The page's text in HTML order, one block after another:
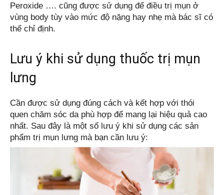
Peroxide …. cũng được sử dụng để điều trị mụn ở
vùng body tùy vào mức độ nặng hay nhẹ mà bác sĩ có
thể chỉ định.
Lưu ý khi sử dụng thuốc trị mụn
lưng
Cần được sử dụng đúng cách và kết hợp với thói
quen chăm sóc da phù hợp để mang lại hiệu quả cao
nhất. Sau đây là một số lưu ý khi sử dụng các sản
phẩm trị mụn lưng mà bạn cần lưu ý: